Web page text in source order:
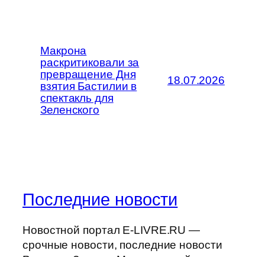
Макрона
раскритиковали за
превращение Дня
взятия Бастилии в
спектакль для
Зеленского
18.07.2026
Последние новости
Новостной портал E-LIVRE.RU —
срочные новости, последние новости